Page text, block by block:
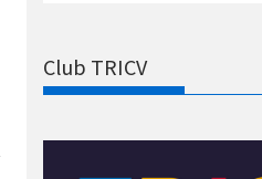
Club TRICV